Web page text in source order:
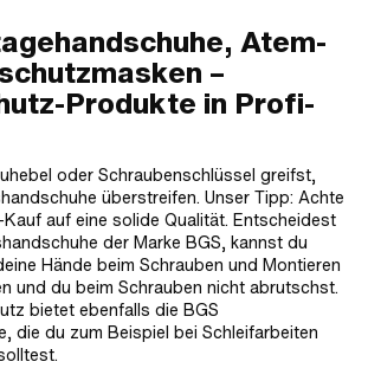
Atem-
–
Produkte in Profi-
oder Schraubenschlüssel greifst,
überstreifen. Unser Tipp: Achte
auf eine solide Qualität. Entscheidest
der Marke BGS, kannst du
Hände beim Schrauben und Montieren
und du beim Schrauben nicht abrutschst.
bietet ebenfalls die BGS
die du zum Beispiel bei Schleifarbeiten